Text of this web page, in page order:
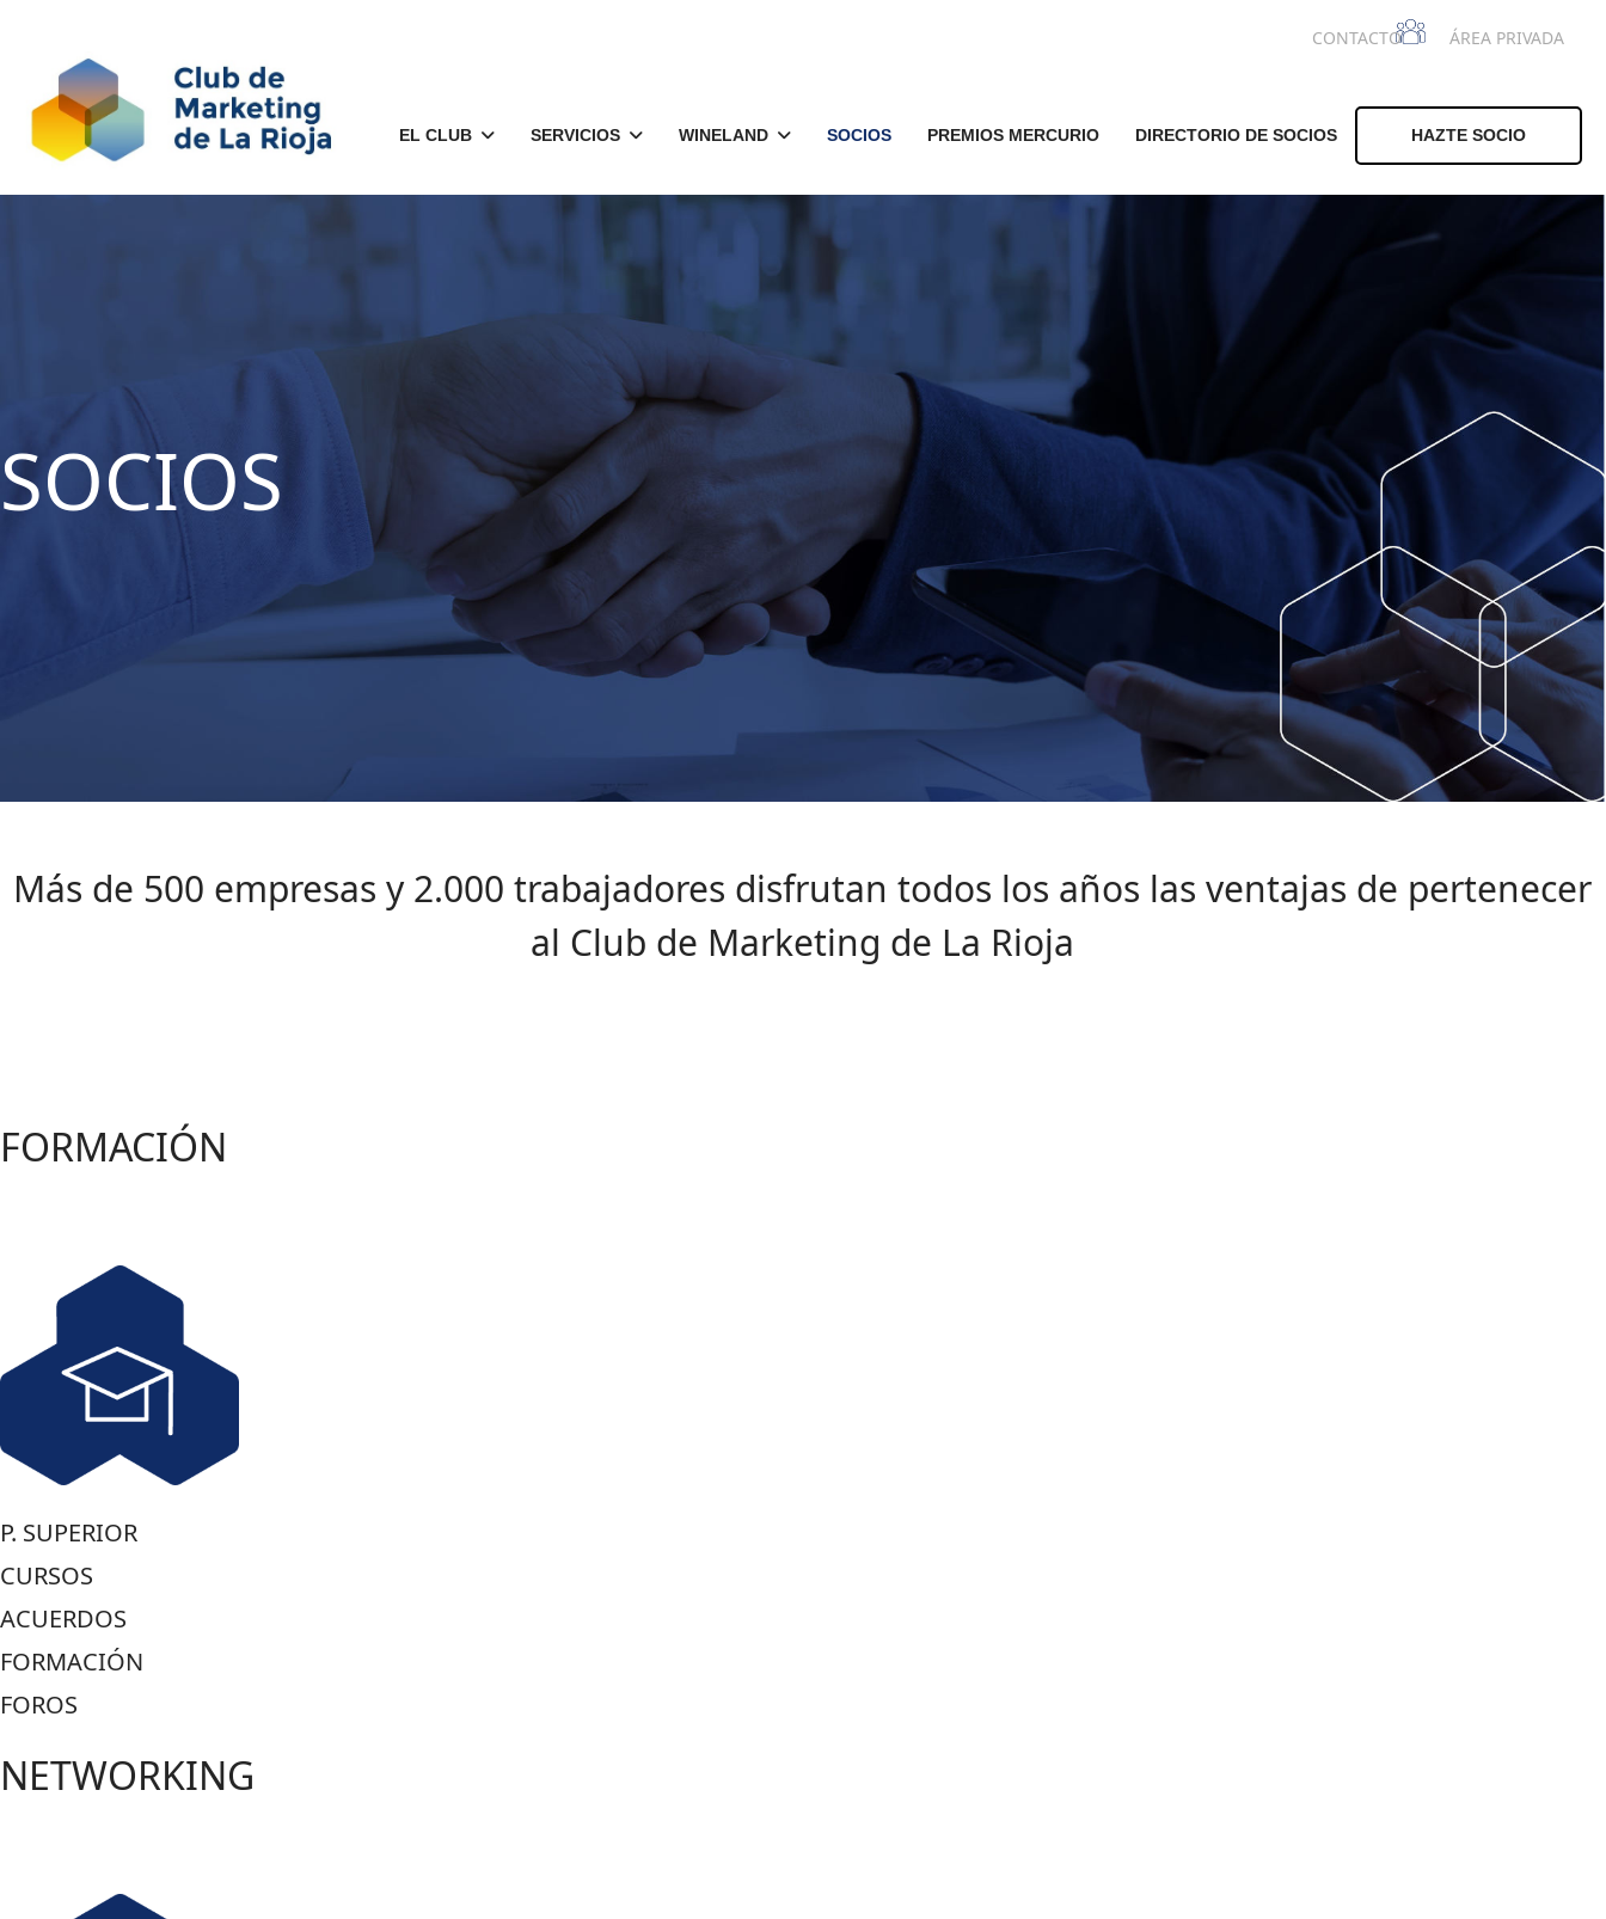
CONTACTO ÁREA PRIVADA
EL CLUB SERVICIOS WINELAND SOCIOS PREMIOS MERCURIO DIRECTORIO DE SOCIOS HAZTE SOCIO
SOCIOS
Más de 500 empresas y 2.000 trabajadores disfrutan todos los años las ventajas de pertenecer
al Club de Marketing de La Rioja
FORMACIÓN
P. SUPERIOR
CURSOS
ACUERDOS
FORMACIÓN
FOROS
NETWORKING